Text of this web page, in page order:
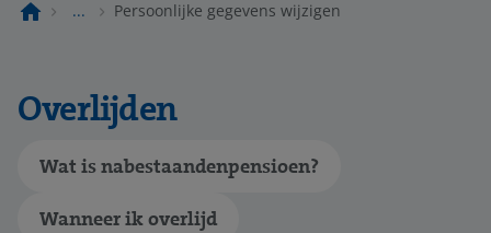
... Persoonlijke gegevens wijzigen
Overlijden
Wat is nabestaandenpensioen?
Wanneer ik overlijd